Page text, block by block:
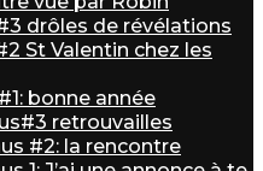
drôles de révélations
St Valentin chez les
bonne année
retrouvailles
#2: la rencontre